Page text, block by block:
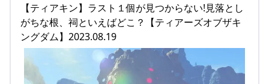
【ティアキン】ラスト１個が見つからない!見落とし
がちな根、祠といえばどこ？【ティアーズオブザキ
ングダム】2023.08.19